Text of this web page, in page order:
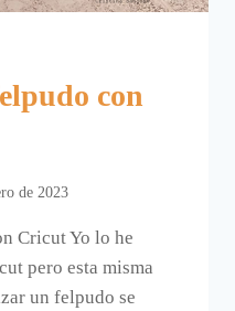
con
de 2023
Cricut Yo lo he
pero esta misma
un felpudo se